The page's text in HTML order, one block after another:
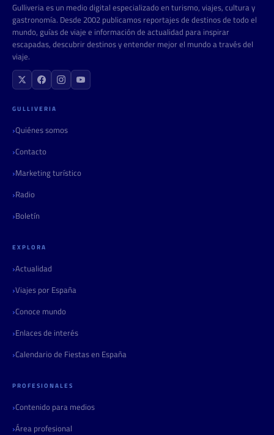
Gulliveria es un medio digital especializado en turismo, viajes, cultura y
gastronomía. Desde 2002 publicamos reportajes de destinos de todo el
mundo, guías de viaje e información de actualidad para inspirar
escapadas, descubrir destinos y entender mejor el mundo a través del
viaje.
GULLIVERIA
Quiénes somos
Contacto
Marketing turístico
Radio
Boletín
EXPLORA
Actualidad
Viajes por España
Conoce mundo
Enlaces de interés
Calendario de Fiestas en España
PROFESIONALES
Contenido para medios
Área profesional